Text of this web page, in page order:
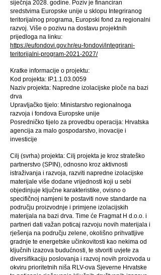
siječnja 2028. godine. Poziv je financiran
sredstvima Europske unije u sklopu Integriranog
teritorijalnog programa, Europski fond za regionalni
razvoj. Više o pozivu na dostavu projektnih
prijedloga na linku:
https://eufondovi.gov.hr/eu-fondovi/integrirani-
teritorijalni-program-2021-2027/
Kratke informacije o projektu:
Kod projekta: IP.1.1.03.0059
Naziv projekta: Napredne izolacijske ploče na bazi
drva
Upravljačko tijelo: Ministarstvo regionalnoga
razvoja i fondova Europske unije
Posredničko tijelo za provedbu operacija: Hrvatska
agencija za malo gospodarstvo, inovacije i
investicije
Cilj (svrha) projekta: Cilj projekta je kroz strateško
partnerstvo (SPIN), odnosno kroz aktivnosti
istraživanja i razvoja, razviti napredne izolacijske
materijale više dodane vrijednosti koji u sebi
objedinjuje ključne karakteristike, ovisno o
specifičnoj namjeni te postaviti nove standarde na
području proizvodnje i primjene izolacijskih
materijala na bazi drva. Time će Fragmat H d.o.o. i
partneri dati važan poticaj razvoju novih materijala i
rješenja na području zelene, okolišno prihvatljive
gradnje te energetske učinkovitosti kao nekima od
ključnih izazova budućnosti, te stvoriti uvjete za
diversifikaciju poslovanja i razvoj novih proizvoda u
okviru prioritetnih niša RLV-ova Sjeverne Hrvatske